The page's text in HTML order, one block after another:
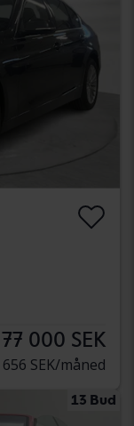
77 000 SEK
656 SEK/måned
13 Bud